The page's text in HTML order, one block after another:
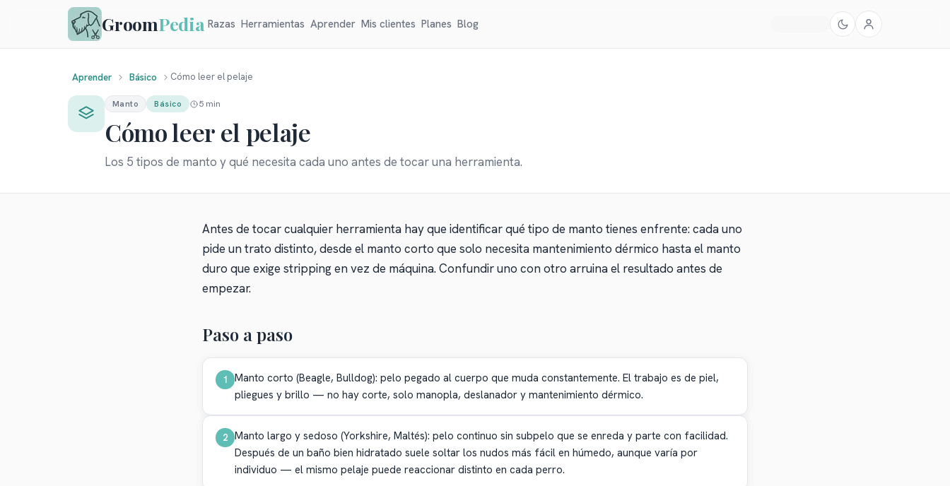
GroomPedia Razas Herramientas Aprender Mis clientes Planes Blog
Aprender Básico Cómo leer el pelaje
Manto Básico 5 min
Cómo leer el pelaje
Los 5 tipos de manto y qué necesita cada uno antes de tocar una herramienta.
Antes de tocar cualquier herramienta hay que identificar qué tipo de manto tienes enfrente: cada uno
pide un trato distinto, desde el manto corto que solo necesita mantenimiento dérmico hasta el manto
duro que exige stripping en vez de máquina. Confundir uno con otro arruina el resultado antes de
empezar.
Paso a paso
1
Manto corto (Beagle, Bulldog): pelo pegado al cuerpo que muda constantemente. El trabajo es de piel,
pliegues y brillo — no hay corte, solo manopla, deslanador y mantenimiento dérmico.
2 Manto largo y sedoso (Yorkshire, Maltés): pelo continuo sin subpelo que se enreda y parte con facilidad.
Después de un baño bien hidratado suele soltar los nudos más fácil en húmedo, aunque varía por
individuo — el mismo pelaje puede reaccionar distinto en cada perro.